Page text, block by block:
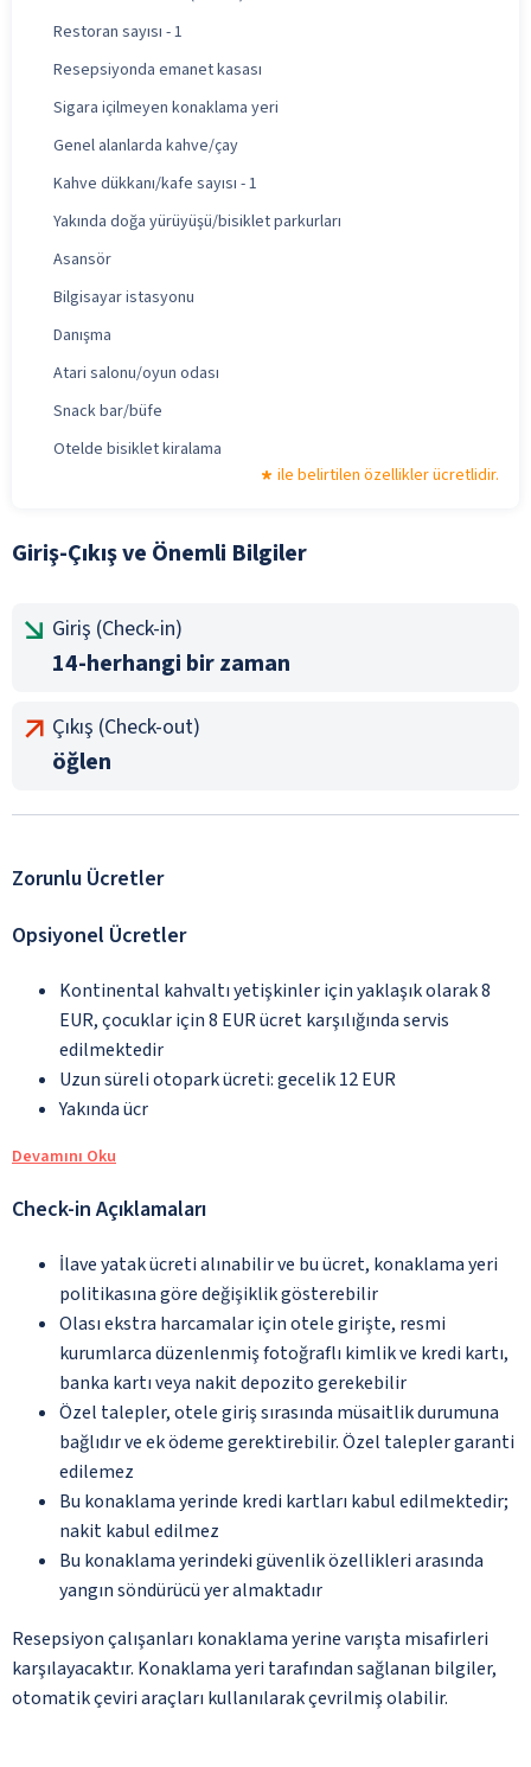
Restoran sayısı - 1
Resepsiyonda emanet kasası
Sigara içilmeyen konaklama yeri
Genel alanlarda kahve/çay
Kahve dükkanı/kafe sayısı - 1
Yakında doğa yürüyüşü/bisiklet parkurları
Asansör
Bilgisayar istasyonu
Danışma
Atari salonu/oyun odası
Snack bar/büfe
Otelde bisiklet kiralama
ile belirtilen özellikler ücretlidir.
Giriş-Çıkış ve Önemli Bilgiler
Giriş (Check-in)
14-herhangi bir zaman
Çıkış (Check-out)
öğlen
Zorunlu Ücretler
Opsiyonel Ücretler
Kontinental kahvaltı yetişkinler için yaklaşık olarak 8
EUR, çocuklar için 8 EUR ücret karşılığında servis
edilmektedir
Uzun süreli otopark ücreti: gecelik 12 EUR
Yakında ücr
Devamını Oku
Check-in Açıklamaları
İlave yatak ücreti alınabilir ve bu ücret, konaklama yeri
politikasına göre değişiklik gösterebilir
Olası ekstra harcamalar için otele girişte, resmi
kurumlarca düzenlenmiş fotoğraflı kimlik ve kredi kartı,
banka kartı veya nakit depozito gerekebilir
Özel talepler, otele giriş sırasında müsaitlik durumuna
bağlıdır ve ek ödeme gerektirebilir. Özel talepler garanti
edilemez
Bu konaklama yerinde kredi kartları kabul edilmektedir;
nakit kabul edilmez
Bu konaklama yerindeki güvenlik özellikleri arasında
yangın söndürücü yer almaktadır
Resepsiyon çalışanları konaklama yerine varışta misafirleri
karşılayacaktır. Konaklama yeri tarafından sağlanan bilgiler,
otomatik çeviri araçları kullanılarak çevrilmiş olabilir.